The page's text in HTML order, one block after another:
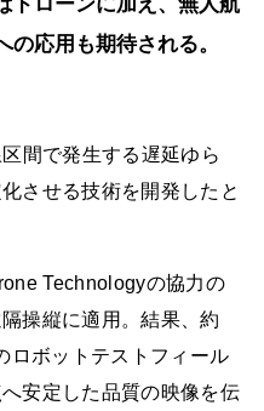
ドローンに加え、無人航
応用も期待される。
間で発生する遅延ゆら
させる技術を開発したと
Technologyの協力の
操縦に適用。結果、約
ロボットテストフィール
安定した品質の映像を伝